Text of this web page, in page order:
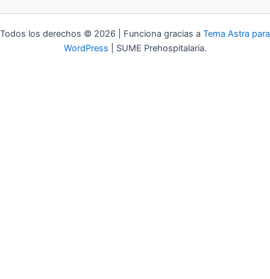
Todos los derechos © 2026 | Funciona gracias a Tema Astra para
WordPress | SUME Prehospitalaria.